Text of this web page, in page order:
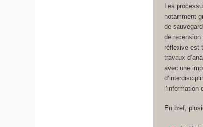
Les
notamment
de
de
réflexive est
travaux
avec une
l’information
En bref,